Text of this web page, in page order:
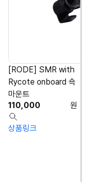
[RODE] SMR with
Rycote onboard 쇽
마운트
110,000
원
상품링크